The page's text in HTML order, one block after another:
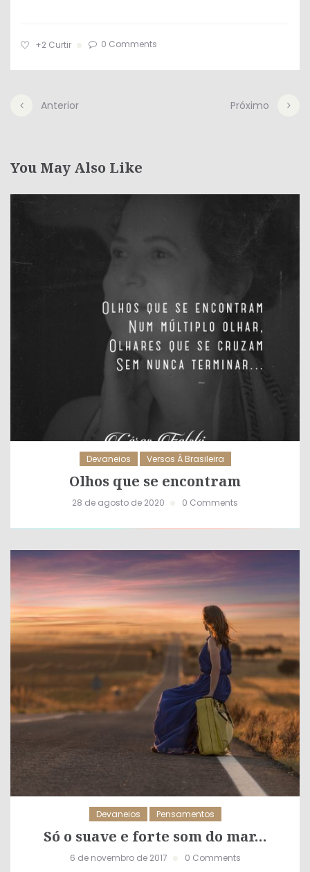
+2 Curtir 0 Comments
Anterior Próximo
You May Also Like
Devaneios Versos À Brasileira
Olhos que se encontram
28 de agosto de 2020 0 Comments
Devaneios Pensamentos
Só o suave e forte som do mar…
6 de novembro de 2017 0 Comments